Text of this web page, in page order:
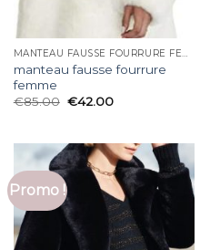
MANTEAU FAUSSE FOURRURE FEMME
manteau fausse fourrure
femme
€85.00 €42.00
Promo !